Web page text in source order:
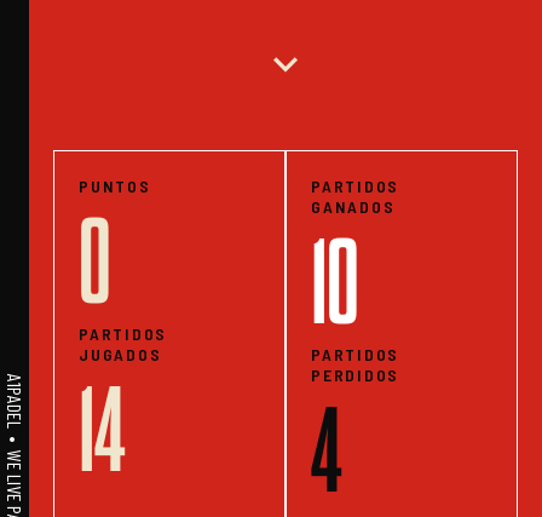
expand_more
PUNTOS
0
PARTIDOS
JUGADOS
14
PARTIDOS
GANADOS
10
PARTIDOS
PERDIDOS
4